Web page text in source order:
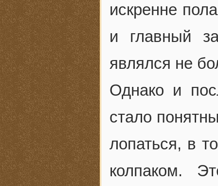
искренне
и главный
являлся не
Однако и
стало
лопаться, в
колпаком.